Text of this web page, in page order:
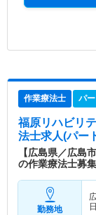
作業療法士 パー
福原リハビリ
法士求人(パー
【広島県／広島
の作業療法士募
勤務地